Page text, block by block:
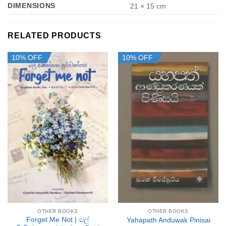
DIMENSIONS 21 × 15 cm
RELATED PRODUCTS
10% OFF
OTHER BOOKS
Forget Me Not | මල්
10% OFF
OTHER BOOKS
Yahapath Anduwak Pinisai